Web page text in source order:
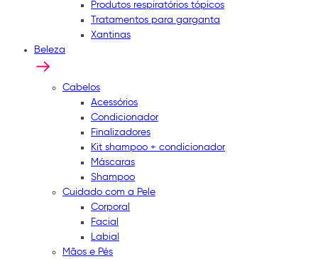
Produtos respiratórios tópicos
Tratamentos para garganta
Xantinas
Beleza
Cabelos
Acessórios
Condicionador
Finalizadores
Kit shampoo + condicionador
Máscaras
Shampoo
Cuidado com a Pele
Corporal
Facial
Labial
Mãos e Pés